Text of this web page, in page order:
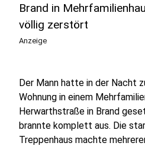
Brand in
völlig zerstört
Anzeige
Der Mann hatte in der Nacht
Wohnung in einem
Herwarthstraße in Brand
brannte komplett aus. Die
Treppenhaus machte